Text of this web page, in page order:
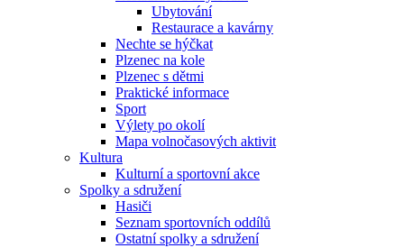
Ubytování
Restaurace a kavárny
Nechte se hýčkat
Plzenec na kole
Plzenec s dětmi
Praktické informace
Sport
Výlety po okolí
Mapa volnočasových aktivit
Kultura
Kulturní a sportovní akce
Spolky a sdružení
Hasiči
Seznam sportovních oddílů
Ostatní spolky a sdružení